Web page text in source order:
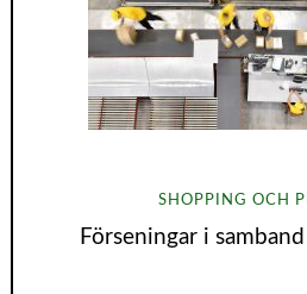
SHOPPING OCH
Förseningar i